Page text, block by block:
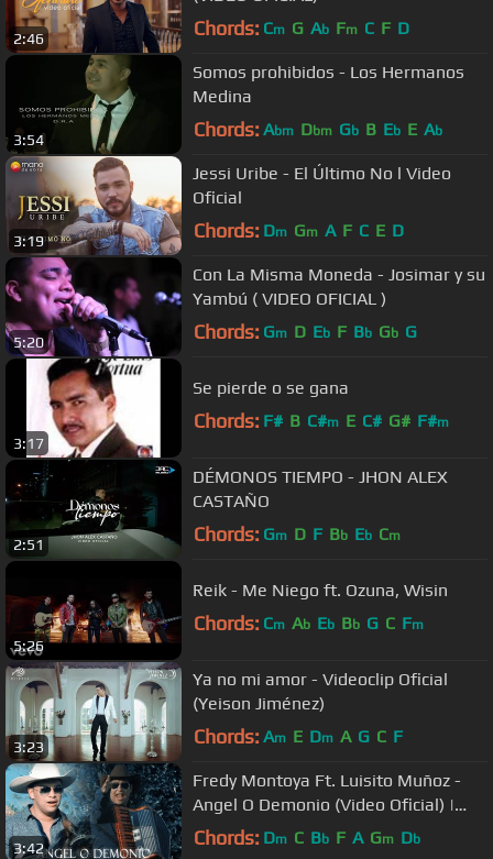
2:46 Chords: Cm G Ab Fm C F D
3:54
Somos prohibidos - Los Hermanos
Medina
Chords: Abm Dbm Gb B Eb E Ab
3:19
Jessi Uribe - El Último No l Video
Oficial
Chords: Dm Gm A F C E D
5:20
Con La Misma Moneda - Josimar y su
Yambú ( VIDEO OFICIAL )
Chords: Gm D Eb F Bb Gb G
3:17
Se pierde o se gana
Chords: F# B C#m E C# G# F#m
2:51
DÉMONOS TIEMPO - JHON ALEX
CASTAÑO
Chords: Gm D F Bb Eb Cm
5:26
Reik - Me Niego ft. Ozuna, Wisin
Chords: Cm Ab Eb Bb G C Fm
3:23
Ya no mi amor - Videoclip Oficial
(Yeison Jiménez)
Chords: Am E Dm A G C F
3:42
Fredy Montoya Ft. Luisito Muñoz -
Angel O Demonio (Video Oficial) |
Música para Tomar
Chords: Dm C Bb F A Gm Db